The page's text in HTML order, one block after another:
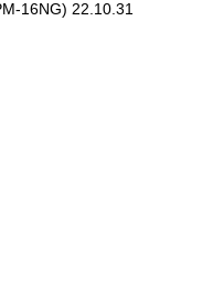
16NG) 22.10.31